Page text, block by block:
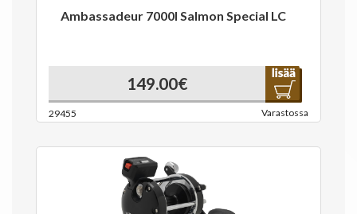
Ambassadeur 7000I Salmon Special LC
149.00€
29455 Varastossa